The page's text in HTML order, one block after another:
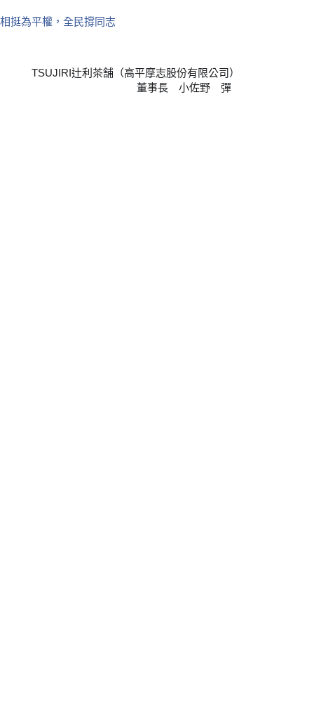
相挺為平權，全民撐同志
TSUJIRI辻利茶舗（高平摩志股份有限公司）
董事長 小佐野 彈